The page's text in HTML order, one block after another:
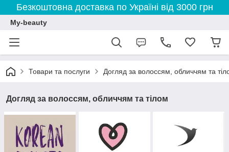
Безкоштовна доставка по Україні від 3000 грн
My-beauty
Товари та послуги Догляд за волоссям, обличчям та
Догляд за волоссям, обличчям та тілом